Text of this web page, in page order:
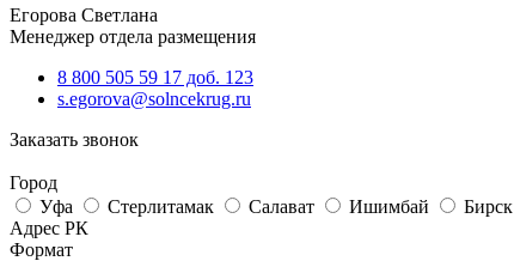
Егорова Светлана
Менеджер отдела размещения
8 800 505 59 17 доб. 123
s.egorova@solncekrug.ru
Заказать звонок
Город
Уфа
Стерлитамак Салават Ишимбай Бирск
Адрес РК
Формат